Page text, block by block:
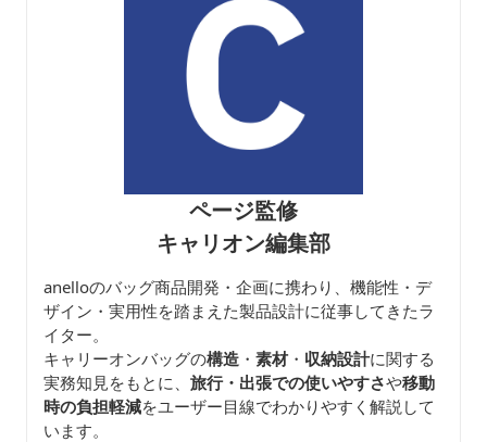
ページ監修
キャリオン編集部
anelloのバッグ商品開発・企画に携わり、機能性・デ
ザイン・実用性を踏まえた製品設計に従事してきたラ
イター。
キャリーオンバッグの構造 ・ 素材・ 収納設計に関する
実務知見をもとに、 旅行・出張での使いやすさや移動
時の負担軽減をユーザー目線でわかりやすく解説して
います。